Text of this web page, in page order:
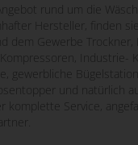
rund um die
Hersteller, finden
dem Gewerbe
gewerbliche
und natürlich
komplette Service,